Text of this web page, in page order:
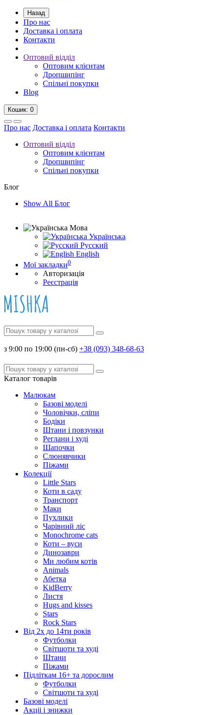
Назад
Про нас
Доставка і оплата
Контакти
Оптовий відділ
Оптовим клієнтам
Дропшипінг
Спільні покупки
Blog
Кошик: 0
Про нас Доставка і оплата Контакти
Оптовий відділ
Оптовим клієнтам
Дропшипінг
Спільні покупки
Блог
Show All Блог
Мова
Українська
Русский
English
Мої закладки0
Авторизація
Реєстрація
з 9:00 по 19:00 (пн-сб) +38 (093) 348-68-63
Каталог товарів
Малюкам
Базові моделі
Чоловічки, сліпи
Бодіки
Штани і повзунки
Реглани і худі
Шапочки
Слюнявчики
Піжами
Колекції
Little Stars
Коти в саду
Транспорт
Маки
Пухлики
Чарівний ліс
Monochrome cats
Коти – вуси
Динозаври
Ми любим котів
Animals
Абетка
KidBerry
Листя
Hugs and kisses
Stars
Rock Stars
Від 2х до 14ти років
Футболки
Світшоти та худі
Штани
Піжами
Підліткам 16+ та дорослим
Футболки
Світшоти та худі
Базові моделі
Акціі і знижки